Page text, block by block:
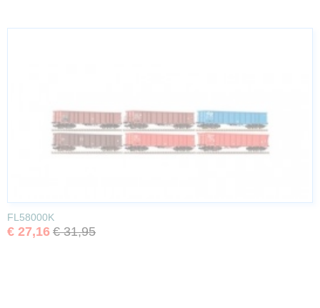
FL58000K
€ 27,16 € 31,95